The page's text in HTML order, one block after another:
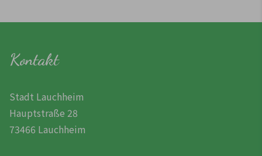
Kontakt
Stadt Lauchheim
Hauptstraße 28
73466 Lauchheim